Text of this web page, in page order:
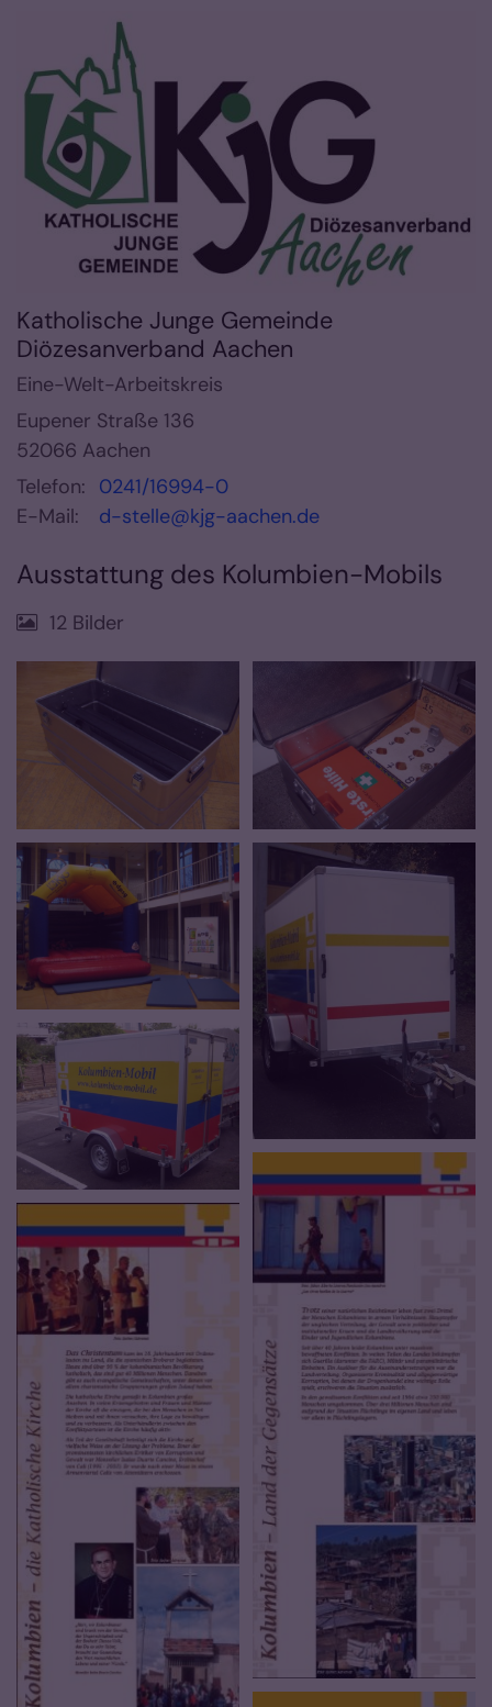
Katholische Junge Gemeinde
Diözesanverband Aachen
Eine-Welt-Arbeitskreis
Eupener Straße 136
52066 Aachen
Telefon: 0241/16994-0
E-Mail:
d-stelle@kjg-aachen.de
Ausstattung des Kolumbien-Mobils
12 Bilder